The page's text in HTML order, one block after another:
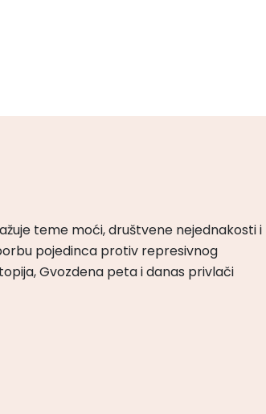
teme moći, društvene nejednakosti i
pojedinca protiv represivnog
Gvozdena peta i danas privlači